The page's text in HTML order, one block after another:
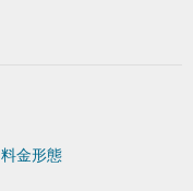
料金形態